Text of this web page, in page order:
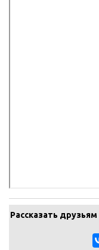
Рассказать друзьям